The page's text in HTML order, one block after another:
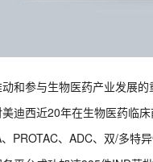
和参与生物医药产业发展
迪西近20年在生物医药临
PROTAC、ADC、双/多特